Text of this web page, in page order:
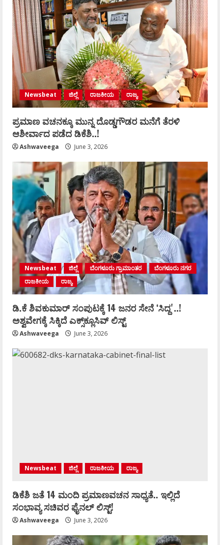
Newsbeat ಜಿಲ್ಲೆ ರಾಜಕೀಯ ರಾಜ್ಯ
ಪ್ರಮಾಣ ವಚನಕ್ಕೂ ಮುನ್ನ ದೊಡ್ಡಗೌಡರ ಮನೆಗೆ ತೆರಳಿ
ಆಶೀರ್ವಾದ ಪಡೆದ ಡಿಕೆಶಿ..!
Ashwaveega June 3, 2026
Newsbeat ಜಿಲ್ಲೆ ಬೆಂಗಳೂರು ಗ್ರಾಮಾಂತರ
ಬೆಂಗಳೂರು ನಗರ
ರಾಜಕೀಯ
ರಾಜ್ಯ
ಡಿ.ಕೆ ಶಿವಕುಮಾರ್‌ ಸಂಪುಟಕ್ಕೆ 14 ಜನರ ಸೇನೆ ʻಸಿದ್ದʼ..!
ಅಶ್ವವೇಗಕ್ಕೆ ಸಿಕ್ಕಿದೆ ಎಕ್ಸ್‌ಕ್ಲೂಸಿವ್‌ ಲಿಸ್ಟ್‌
Ashwaveega June 3, 2026
Newsbeat ಜಿಲ್ಲೆ ರಾಜಕೀಯ ರಾಜ್ಯ
ಡಿಕೆಶಿ ಜತೆ 14 ಮಂದಿ ಪ್ರಮಾಣವಚನ ಸಾಧ್ಯತೆ.. ಇಲ್ಲಿದೆ
ಸಂಭಾವ್ಯ ಸಚಿವರ ಫೈನಲ್ ಲಿಸ್ಟ್‌!
Ashwaveega June 3, 2026